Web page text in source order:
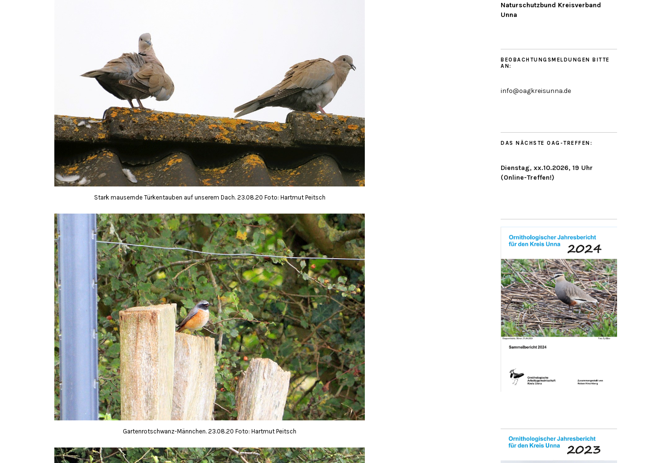
Stark mausernde Türkentauben auf unserem Dach. 23.08.20 Foto: Hartmut Peitsch
Gartenrotschwanz-Männchen. 23.08.20 Foto: Hartmut Peitsch
Naturschutzbund Kreisverband
Unna
BEOBACHTUNGSMELDUNGEN BITTE
AN:
info@oagkreisunna.de
DAS NÄCHSTE OAG-TREFFEN:
Dienstag, xx.10.2026, 19 Uhr
(Online-Treffen!)